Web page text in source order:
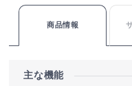
商品情報
主な機能